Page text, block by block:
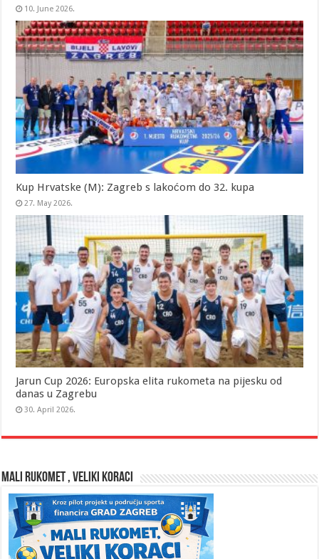
10. June 2026.
Kup Hrvatske (M): Zagreb s lakoćom do 32. kupa
27. May 2026.
Jarun Cup 2026: Europska elita rukometa na pijesku od
danas u Zagrebu
30. April 2026.
MALI RUKOMET , VELIKI KORACI